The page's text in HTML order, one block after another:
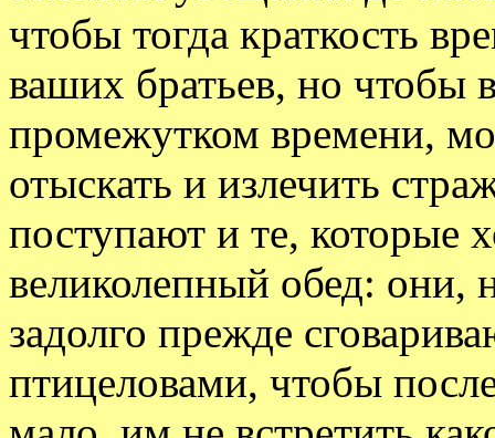
чтобы тогда краткость
ваших братьев, но чтобы
промежутком времени,
отыскать и излечить
поступают и те, которые
великолепный обед: они,
задолго прежде
птицеловами, чтобы